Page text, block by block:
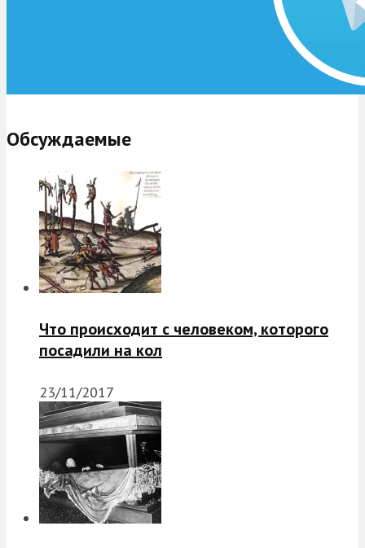
Обсуждаемые
Что происходит с человеком, которого
посадили на кол
23/11/2017